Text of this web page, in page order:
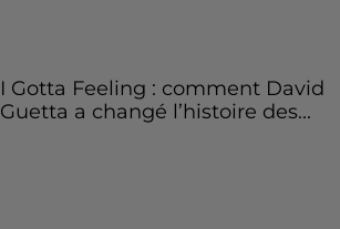
I Gotta Feeling : comment David
Guetta a changé l’histoire des...